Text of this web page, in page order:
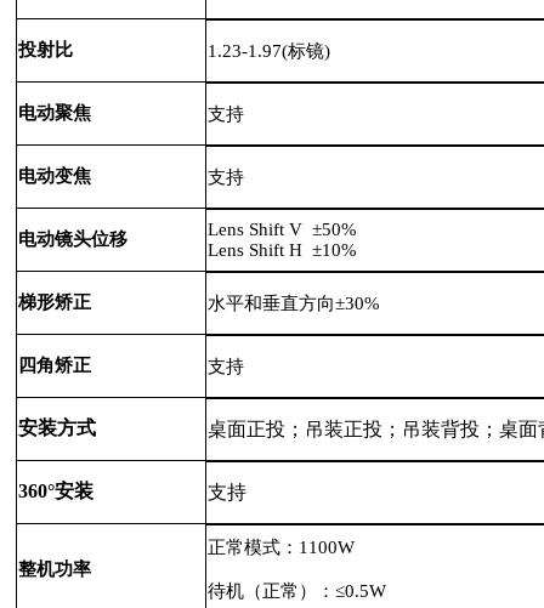
投射比 1.23-1.97(标镜)
电动聚焦 支持
电动变焦 支持
电动镜头位移
Lens Shift V ±50%
Lens Shift H ±10%
梯形矫正 水平和垂直方向±30%
四角矫正 支持
安装方式 桌面正投；吊装正投；吊装背投；桌面
360°安装 支持
整机功率
正常模式：1100W
待机（正常）：≤0.5W